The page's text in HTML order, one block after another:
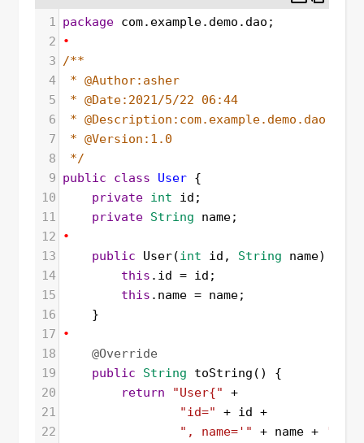
1 package com. example. demo . dao ;
2
•
3 /**
4
* @Author:asher
5
* @Date:2021/5/22 06:44
6
* @Description:com.example.demo.dao
7
* @Version:1.0
8
*/
9 public class User {
10
private int id ;
11
private String name;
12
•
13
public User(int id , String name) {
14
this . id = id ;
15
this . name = name;
16
    }
17
•
18
@Override
19
public String toString () {
20
return "User{"
+
21
"id=" + id
+
22
", name='" + name + '\''